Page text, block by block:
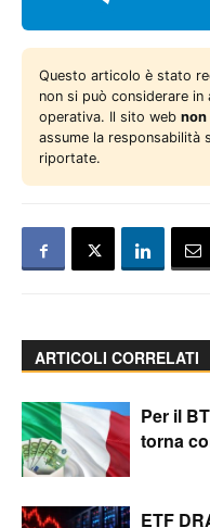
Questo articolo è stato
non si può considerare in
operativa. Il sito web non
assume la responsabilità
riportate.
ARTICOLI CORRELATI
Per il
torna
ETF